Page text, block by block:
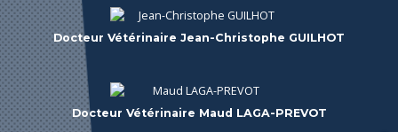
Docteur Vétérinaire Charlotte GAROT
Asv Julie